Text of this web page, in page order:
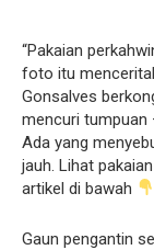
“Pakaian
foto itu
Gonsalves
mencuri tumpuan
Ada yang
jauh. Lihat
artikel di bawah
Gaun pengantin